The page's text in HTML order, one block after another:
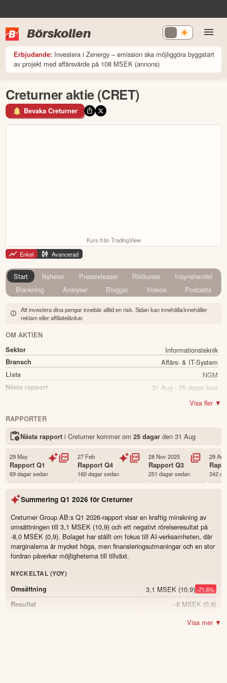
Börskollen
Erbjudande: Investera i Zenergy – emission ska möjliggöra byggstart
av projekt med affärsvärde på 108 MSEK (annons)
Creturner aktie (CRET)
Bevaka Creturner
Kurs från TradingView
Enkel
Avancerad
Start Nyheter Pressreleaser Riktkurser
Insynshandel
Blankning
Analyser Bloggar Videos Podcasts
Att investera dina pengar innebär alltid en risk. Sidan kan innehålla/innehåller
reklam eller affiliatelänkar.
OM AKTIEN
Sektor
Informationsteknik
Bransch Affärs- & IT-System
Lista NGM
Nästa rapport 31 Aug - 25 dagar kvar
Nej
Status Noterad
Sverige
Första handelsdag 22 Jun 2021
Antal ägare Avanza 1,950 st
Källa:Börsdata
Visa fler ▼
RAPPORTER
Nästa rapport i Creturner kommer om 25 dagarden 31 Aug
29 May
RapportQ1
69 dagar sedan
27 Feb
RapportQ4
160 dagar sedan
28 Nov 2025
RapportQ3
251 dagar sedan
29
342
Summering Q1 2026 för Creturner
Creturner Group AB:s Q1 2026-rapport visar en kraftig minskning av
omsättningen till 3,1 MSEK (10,9) och ett negativt rörelseresultat på
-8,0 MSEK (0,9). Bolaget har ställt om fokus till AI-verksamheten, där
marginalerna är mycket höga, men finansieringsutmaningar och en stor
fordran påverkar möjligheterna till tillväxt.
NYCKELTAL (YOY)
Omsättning
3,1 MSEK(10,9) -71.6%
Resultat −8 MSEK (0,9)
(8)
Visa mer ▼